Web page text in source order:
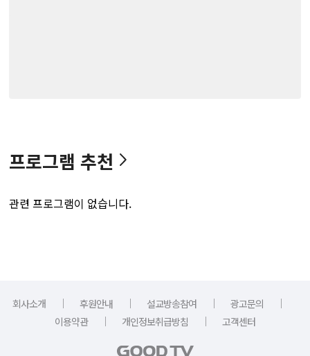
프로그램 추천
관련 프로그램이 없습니다.
회사소개 ｜ 후원안내 ｜ 설교방송참여 ｜ 광고문의
｜
이용약관
｜ 개인정보취급방침 ｜ 고객센터